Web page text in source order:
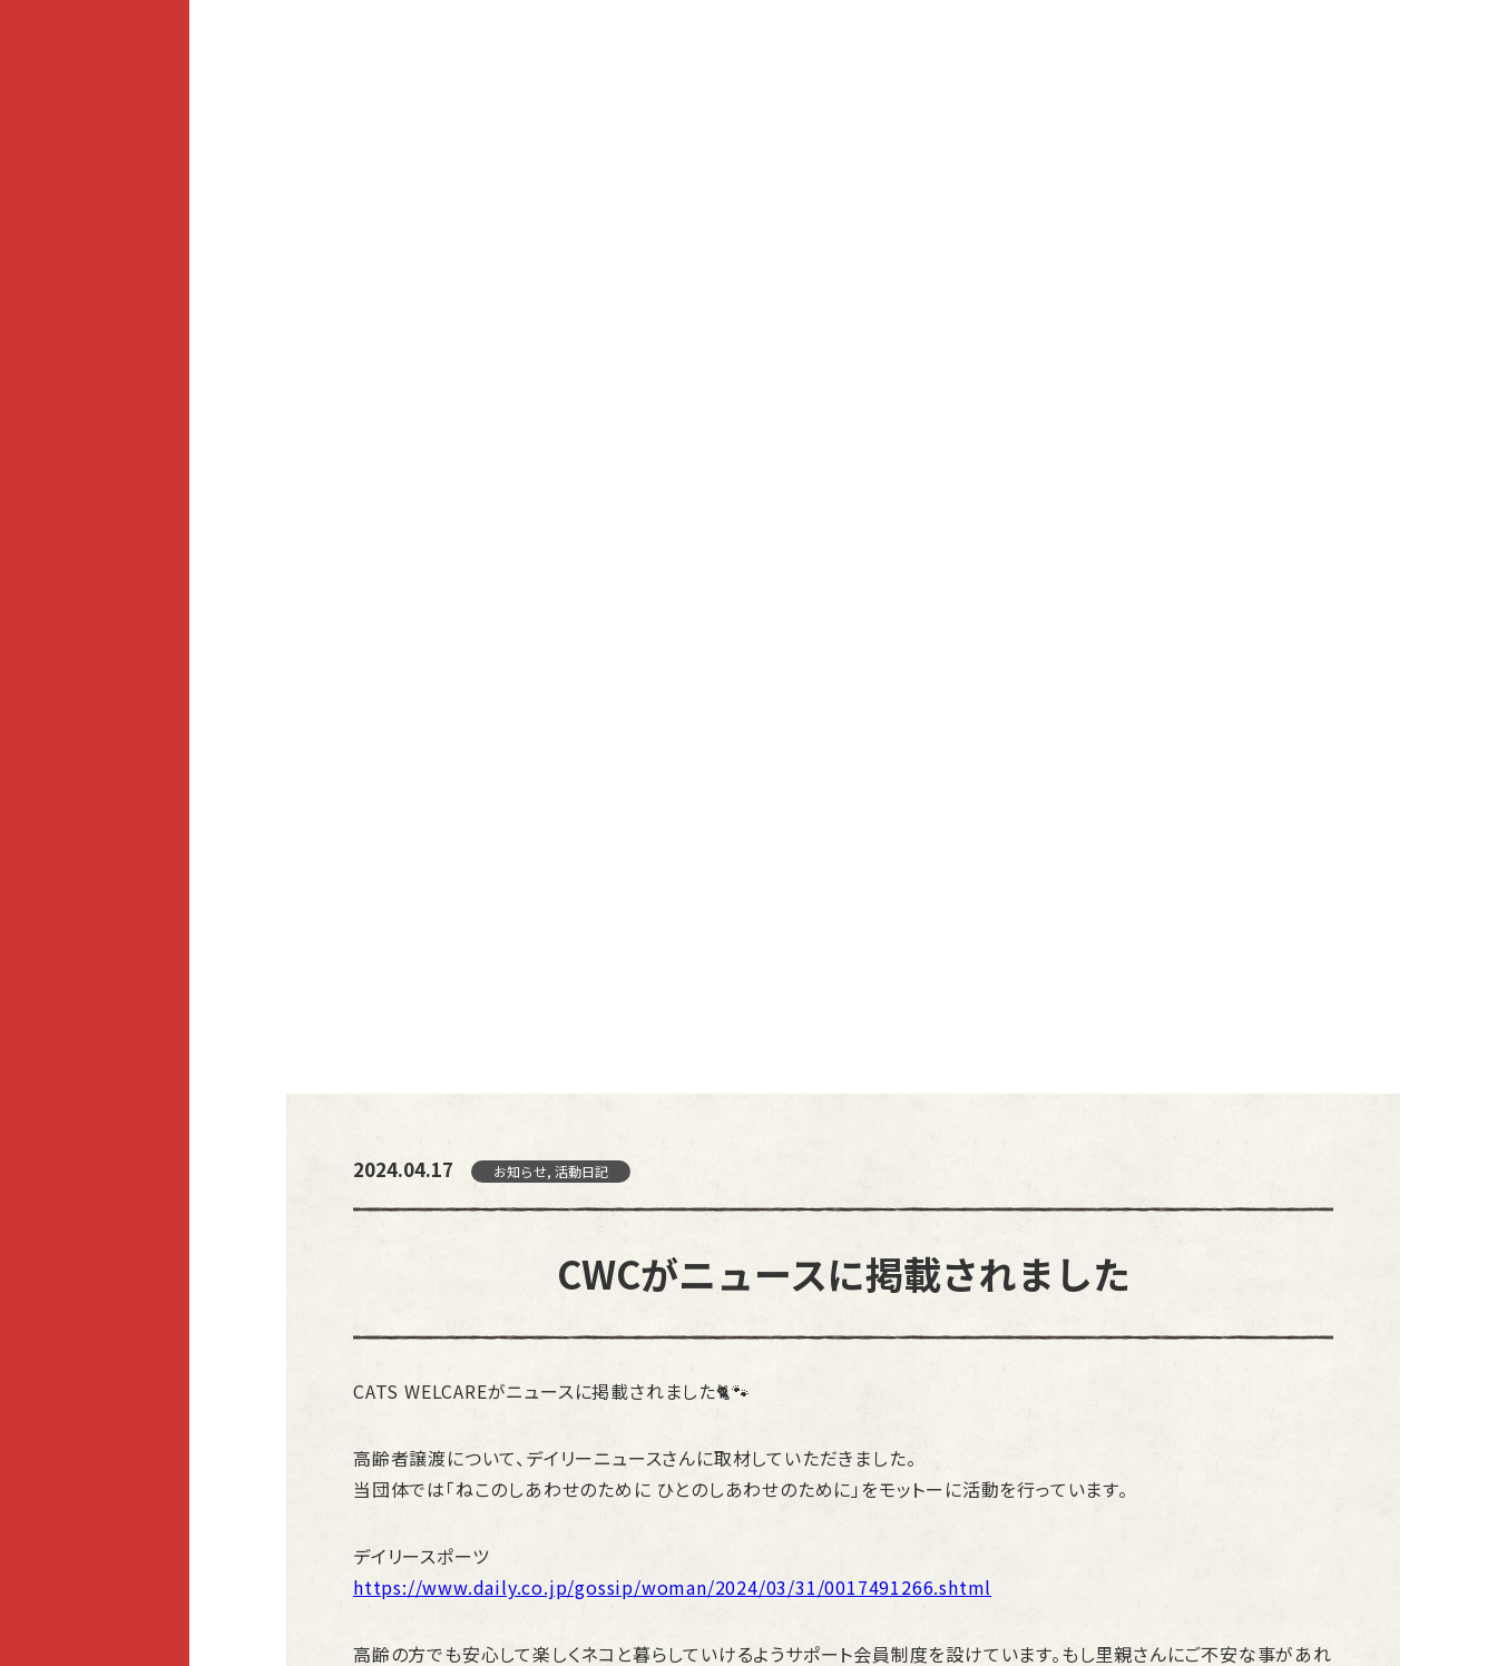
2024.04.17 お知らせ, 活動日記
CWCがニュースに掲載されました
CATS WELCAREがニュースに掲載されました🐈🐾
高齢者譲渡について、デイリーニュースさんに取材していただきました。
当団体では「ねこのしあわせのために ひとのしあわせのために」をモットーに活動を行っています。
デイリースポーツ
https://www.daily.co.jp/gossip/woman/2024/03/31/0017491266.shtml
高齢の方でも安心して楽しくネコと暮らしていけるようサポート会員制度を設けています。もし里親さんにご不安な事があれ